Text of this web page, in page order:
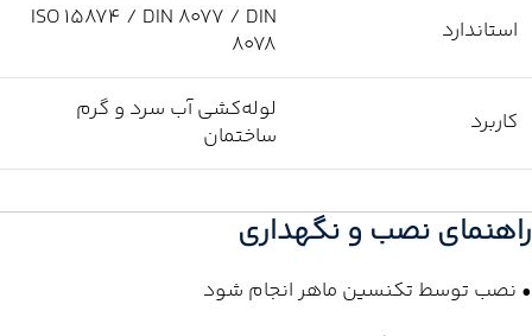
استاندارد
ISO 15874 / DIN 8077 / DIN
8078
کاربرد
لوله‌کشی آب سرد و گرم
ساختمان
راهنمای نصب و نگهداری
• نصب توسط تکنسین ماهر انجام شود